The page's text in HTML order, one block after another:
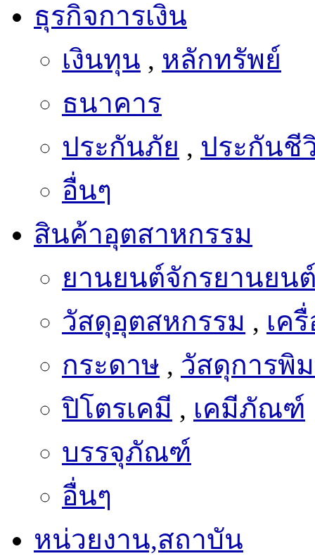
ธุรกิจการเงิน
เงินทุน , หลักทรัพย์
ธนาคาร
ประกันภัย , ประกันชี
อื่นๆ
สินค้าอุตสาหกรรม
ยานยนต์จักรยานยน
วัสดุอุตสหกรรม , เค
กระดาษ , วัสดุการพิ
ปิโตรเคมี , เคมีภัณฑ์
บรรจุภัณฑ์
อื่นๆ
หน่วยงาน,สถาบัน